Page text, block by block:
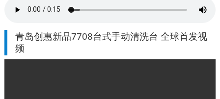
青岛创惠新品7708台式手动清洗台 全球首发视
频